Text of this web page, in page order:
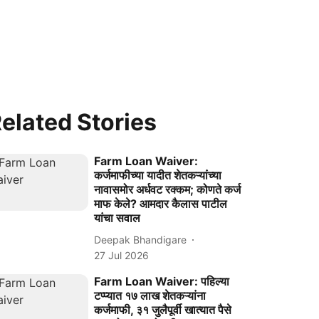
Stories
Farm Loan Waiver:
कर्जमाफीच्या यादीत शेतकऱ्यांच्या
नावासमोर अर्धवट रक्कम; कोणते कर्ज
माफ केले? आमदार कैलास पाटील
यांचा सवाल
Deepak Bhandigare
27 Jul 2026
Farm Loan Waiver: पहिल्या
टप्प्यात १७ लाख शेतकऱ्यांना
कर्जमाफी, ३१ जुलैपूर्वी खात्यात पैसे